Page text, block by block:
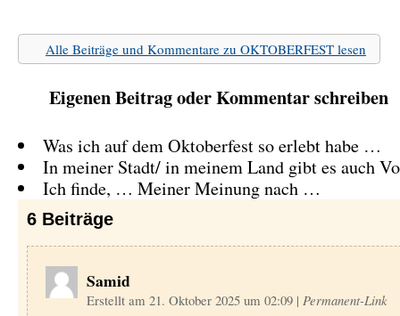
Alle Beiträge und Kommentare zu OKTOBERFEST lesen
Eigenen Beitrag oder Kommentar schreiben
Was ich auf dem Oktoberfest so erlebt habe …
In meiner Stadt/ in meinem Land gibt es auch
Ich finde, … Meiner Meinung nach …
6 Beiträge
Samid
Erstellt am 21. Oktober 2025 um 02:09 | Permanent-Link